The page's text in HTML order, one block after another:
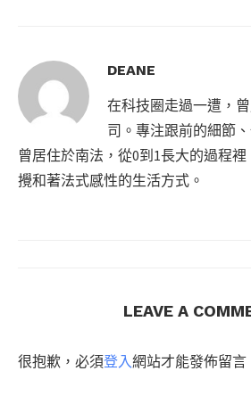
DEANE
在科技圈走過一遭，
司。專注跟前的細節
曾居住於南法，從0到1長大的過程
攪和著法式感性的生活方式。
LEAVE A
很抱歉，必須登入網站才能發佈留言